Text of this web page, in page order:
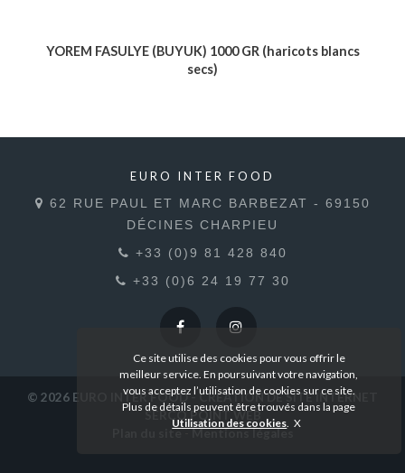
YOREM FASULYE (BUYUK) 1000 GR (haricots blancs
secs)
EURO INTER FOOD
62 RUE PAUL ET MARC BARBEZAT - 69150
DÉCINES CHARPIEU
+33 (0)9 81 428 840
+33 (0)6 24 19 77 30
© 2026 EURO INTER FOOD- CRÉATION DE SITE INTERNET
SERCO POINT WEB
Plan du site-Mentions légales
Ce site utilise des cookies pour vous offrir le
meilleur service. En poursuivant votre navigation,
vous acceptez l’utilisation de cookies sur ce site.
Plus de détails peuvent être trouvés dans la page
Utilisation des cookies.